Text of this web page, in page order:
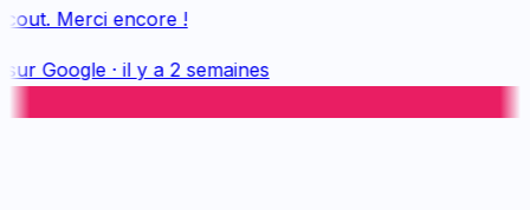
Merci encore !
Google· il y a 2 semaines